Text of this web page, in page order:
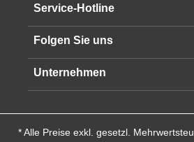
Service-Hotline
Folgen Sie uns
Unternehmen
* Alle Preise exkl. gesetzl.